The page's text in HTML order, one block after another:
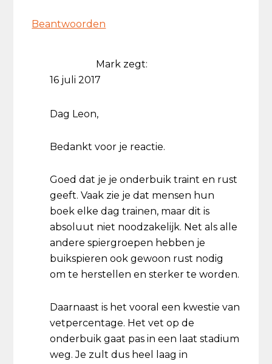
Beantwoorden
Mark zegt:
16 juli 2017
Dag Leon,
Bedankt voor je reactie.
Goed dat je je onderbuik traint en rust
geeft. Vaak zie je dat mensen hun
boek elke dag trainen, maar dit is
absoluut niet noodzakelijk. Net als alle
andere spiergroepen hebben je
buikspieren ook gewoon rust nodig
om te herstellen en sterker te worden.
Daarnaast is het vooral een kwestie van
vetpercentage. Het vet op de
onderbuik gaat pas in een laat stadium
weg. Je zult dus heel laag in